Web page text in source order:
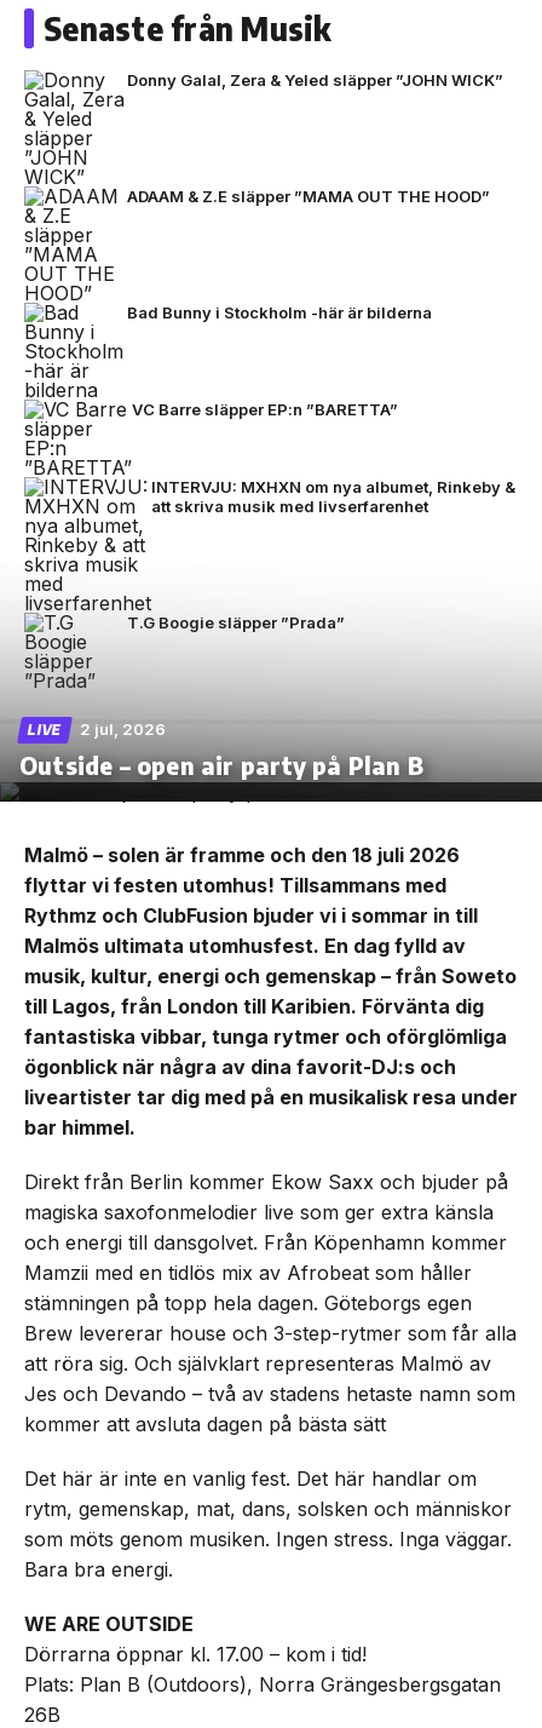
Senaste från Musik
Donny Galal, Zera & Yeled släpper ”JOHN WICK”
ADAAM & Z.E släpper ”MAMA OUT THE HOOD”
Bad Bunny i Stockholm -här är bilderna
VC Barre släpper EP:n ”BARETTA”
INTERVJU: MXHXN om nya albumet, Rinkeby &
att skriva musik med livserfarenhet
T.G Boogie släpper ”Prada”
LIVE 2 jul, 2026
Outside – open air party på Plan B
Malmö – solen är framme och den 18 juli 2026
flyttar vi festen utomhus! Tillsammans med
Rythmz och ClubFusion bjuder vi i sommar in till
Malmös ultimata utomhusfest. En dag fylld av
musik, kultur, energi och gemenskap – från Soweto
till Lagos, från London till Karibien. Förvänta dig
fantastiska vibbar, tunga rytmer och oförglömliga
ögonblick när några av dina favorit-DJ:s och
liveartister tar dig med på en musikalisk resa under
bar himmel.
Direkt från Berlin kommer Ekow Saxx och bjuder på
magiska saxofonmelodier live som ger extra känsla
och energi till dansgolvet. Från Köpenhamn kommer
Mamzii med en tidlös mix av Afrobeat som håller
stämningen på topp hela dagen. Göteborgs egen
Brew levererar house och 3-step-rytmer som får alla
att röra sig. Och självklart representeras Malmö av
Jes och Devando – två av stadens hetaste namn som
kommer att avsluta dagen på bästa sätt
Det här är inte en vanlig fest. Det här handlar om
rytm, gemenskap, mat, dans, solsken och människor
som möts genom musiken. Ingen stress. Inga väggar.
Bara bra energi.
WE ARE OUTSIDE
Dörrarna öppnar kl. 17.00 – kom i tid!
Plats: Plan B (Outdoors), Norra Grängesbergsgatan
26B